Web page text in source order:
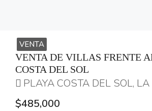
VENTA
VENTA DE VILLAS FRENTE
COSTA DEL SOL
PLAYA COSTA DEL SOL, LA PAZ,
$485,000